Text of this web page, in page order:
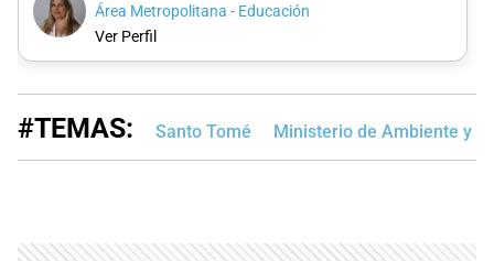
Área Metropolitana - Educación
Ver Perfil
#TEMAS: Santo Tomé Ministerio de Ambiente y